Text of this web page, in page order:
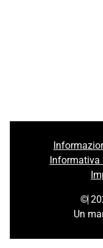
Informativa
©
Un